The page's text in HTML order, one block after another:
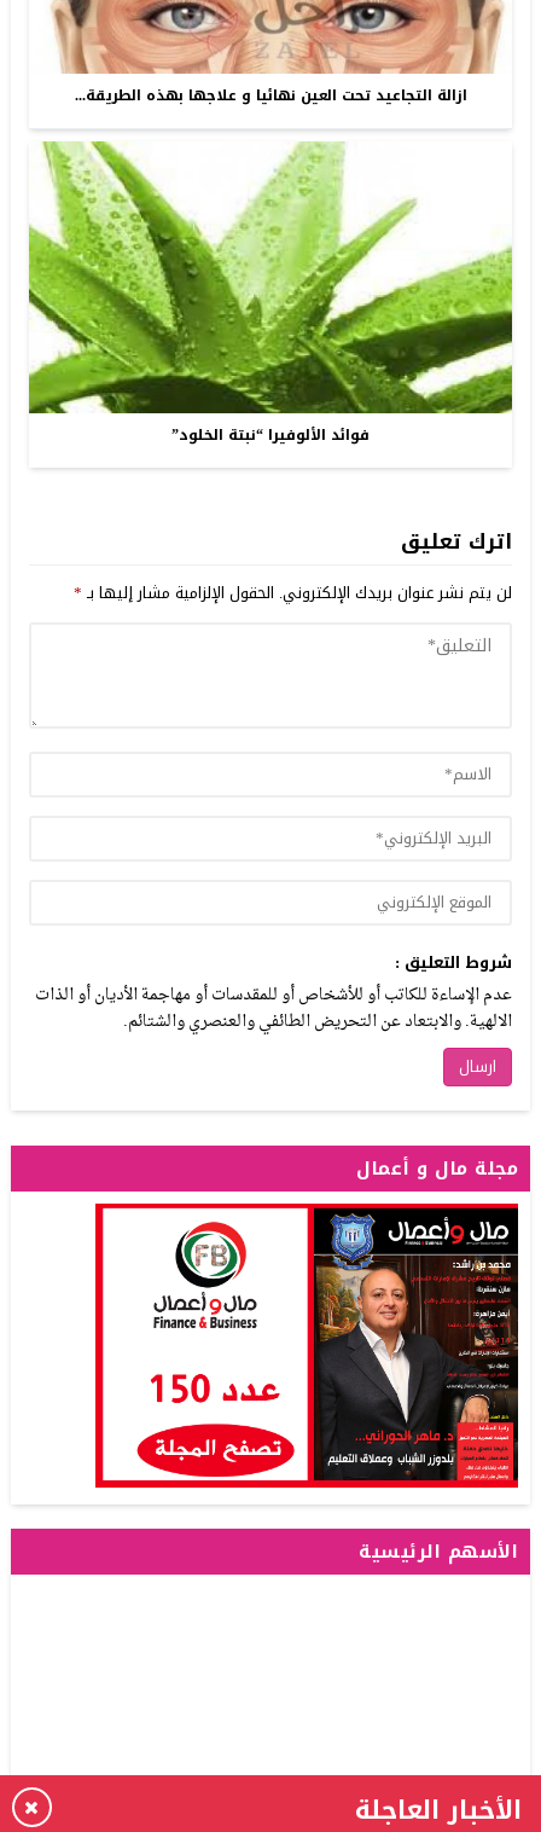
ازالة التجاعيد تحت العين نهائيا و علاجها بهذه الطريقة...
فوائد الألوفيرا “نبتة الخلود”
اترك تعليق
لن يتم نشر عنوان بريدك الإلكتروني. الحقول الإلزامية مشار إليها بـ*
شروط التعليق :
عدم الإساءة للكاتب أو للأشخاص أو للمقدسات أو مهاجمة الأديان أو الذات
الالهية. والابتعاد عن التحريض الطائفي والعنصري والشتائم.
مجلة مال و أعمال
الأسهم الرئيسية
الأخبار العاجلة